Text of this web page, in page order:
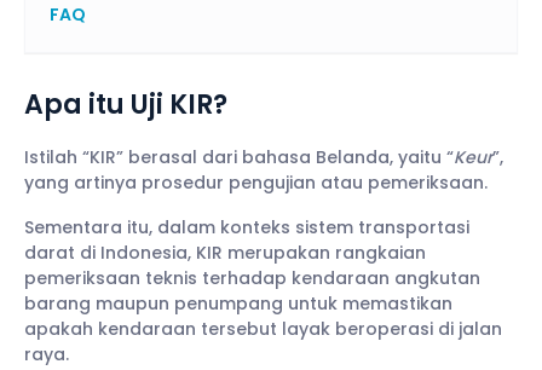
FAQ
Apa itu Uji KIR?
Istilah “KIR” berasal dari bahasa Belanda, yaitu “Keur”,
yang artinya prosedur pengujian atau pemeriksaan.
Sementara itu, dalam konteks sistem transportasi
darat di Indonesia, KIR merupakan rangkaian
pemeriksaan teknis terhadap kendaraan angkutan
barang maupun penumpang untuk memastikan
apakah kendaraan tersebut layak beroperasi di jalan
raya.